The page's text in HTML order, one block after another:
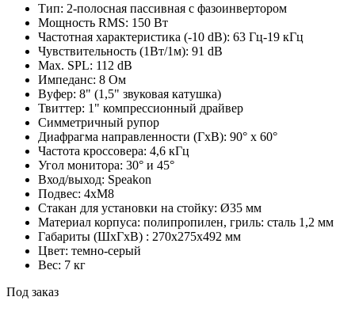
Тип: 2-полосная пассивная с фазоинвертором
Мощность RMS: 150 Вт
Частотная характеристика (-10 dB): 63 Гц-19 кГц
Чувствительность (1Вт/1м): 91 dB
Max. SPL: 112 dB
Импеданс: 8 Ом
Вуфер: 8" (1,5" звуковая катушка)
Твиттер: 1" компрессионный драйвер
Симметричный рупор
Диафрагма направленности (ГxВ): 90° x 60°
Частота кроссовера: 4,6 кГц
Угол монитора: 30° и 45°
Вход/выход: Speakon
Подвес: 4хМ8
Стакан для установки на стойку: Ø35 мм
Материал корпуса: полипропилен, гриль: сталь 1,2 мм
Габариты (ШхГхВ) : 270х275х492 мм
Цвет: темно-серый
Вес: 7 кг
Под заказ